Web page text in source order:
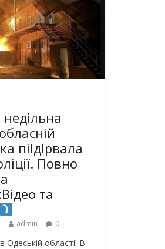
піlдlрвала
Повно
та
admin 0
Одеській області! В